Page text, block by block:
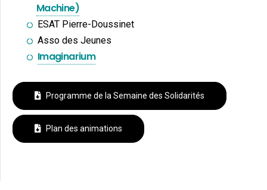
Machine)
ESAT Pierre-Doussinet
Asso des Jeunes
Imaginarium
Programme de la Semaine des Solidarités
Plan des animations